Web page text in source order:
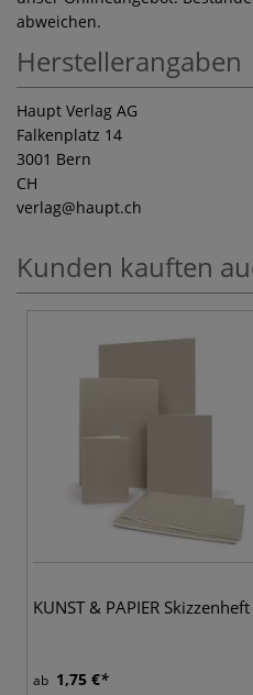
abweichen.
Herstellerangaben
Haupt Verlag AG
Falkenplatz 14
3001 Bern
CH
verlag@haupt.ch
Kunden kauften
KUNST & PAPIER Skizzenheft
ab 1,75 €